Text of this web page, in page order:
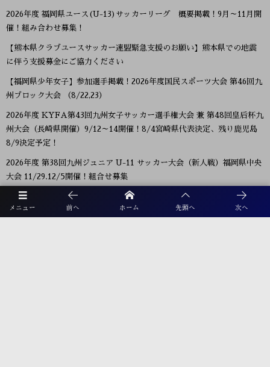
メニュー 前へ ホーム 先頭へ 次へ
2026年度 福岡県ユース(U-13)サッカーリーグ 概要掲載！9月～11月開
催！組み合わせ募集！
【熊本県クラブユースサッカー連盟緊急支援のお願い】熊本県での地震
に伴う支援募金にご協力ください
【福岡県少年女子】参加選手掲載！2026年度国民スポーツ大会 第46回九
州ブロック大会 （8/22,23）
2026年度 KYFA第43回九州女子サッカー選手権大会 兼 第48回皇后杯九
州大会（長崎県開催）9/12～14開催！8/4宮崎県代表決定、残り鹿児島
8/9決定予定！
2026年度 第38回九州ジュニア U-11 サッカー大会（新人戦）福岡県中央
大会 11/29.12/5開催！組合せ募集
2026年度 JFA第50回全日本U-12サッカー選手権大会福岡県中央大会
10/11開幕！組合せ募集